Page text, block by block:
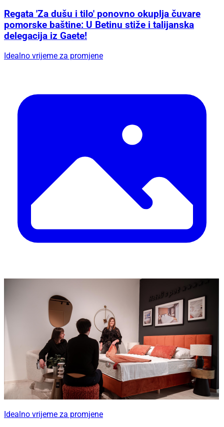
Regata 'Za dušu i tilo' ponovno okuplja čuvare
pomorske baštine: U Betinu stiže i talijanska
delegacija iz Gaete!
Idealno vrijeme za promjene
Idealno vrijeme za promjene